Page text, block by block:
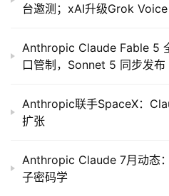
台邀测；xAI升级Grok Voice
Anthropic Claude Fable 5
口管制，Sonnet 5 同步发布
Anthropic联手SpaceX：
扩张
Anthropic Claude 7月动态
子密码学